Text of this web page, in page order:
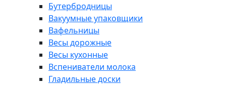
Бутербродницы
Вакуумные упаковщики
Вафельницы
Весы дорожные
Весы кухонные
Вспениватели молока
Гладильные доски